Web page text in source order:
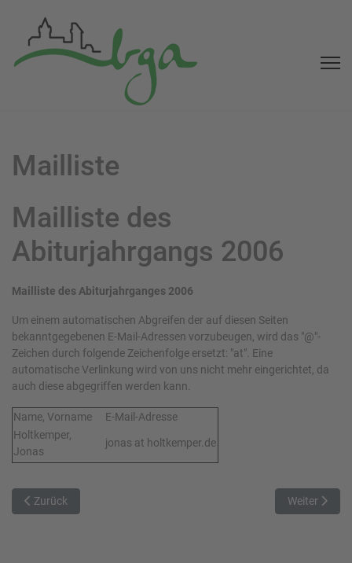
Mailliste
Mailliste des
Abiturjahrgangs 2006
Mailliste des Abiturjahrganges 2006
Um einem automatischen Abgreifen der auf diesen Seiten
bekanntgegebenen E-Mail-Adressen vorzubeugen, wird das "@"-
Zeichen durch folgende Zeichenfolge ersetzt: "at". Eine
automatische Verlinkung wird von uns nicht mehr eingerichtet, da
auch diese abgegriffen werden kann.
Name, Vorname
E-Mail-Adresse
Holtkemper,
Jonas
jonas at holtkemper.de
Vorheriger Beitrag: Mailliste des Abiturjahrgangs 2007
Zurück Nächster
Weiter